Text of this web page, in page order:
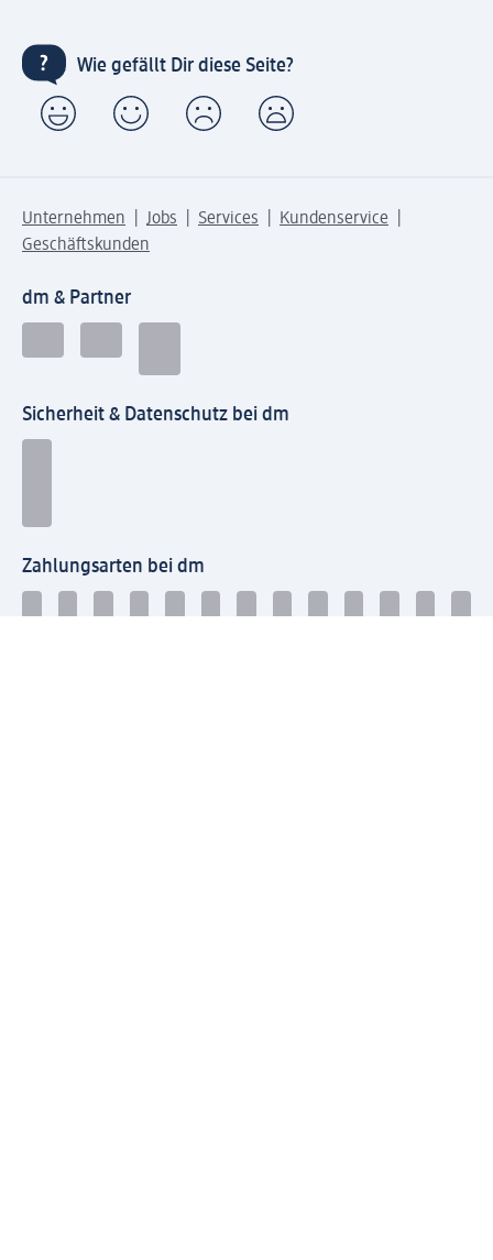
Wie gefällt Dir diese Seite?
Unternehmen Jobs Services
Kundenservice
Geschäftskunden
dm & Partner
Sicherheit & Datenschutz bei dm
Zahlungsarten bei dm